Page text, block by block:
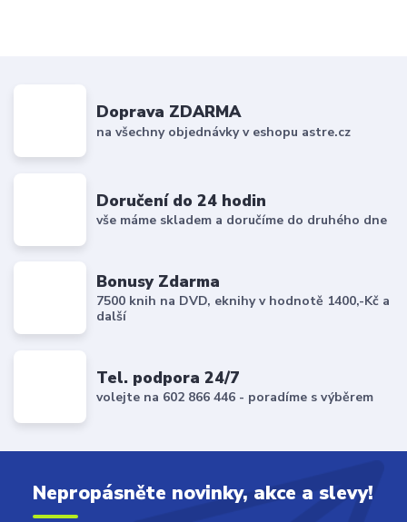
Doprava ZDARMA
na všechny objednávky v eshopu astre.cz
Doručení do 24 hodin
vše máme skladem a doručíme do druhého dne
Bonusy Zdarma
7500 knih na DVD, eknihy v hodnotě 1400,-Kč a
další
Tel. podpora 24/7
volejte na 602 866 446 - poradíme s výběrem
Nepropásněte novinky, akce a slevy!